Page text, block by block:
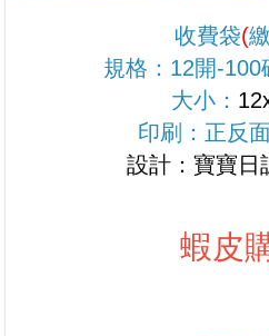
收費袋(
規格：12開-100
大小：
印刷：正反
設計：寶寶日
蝦皮